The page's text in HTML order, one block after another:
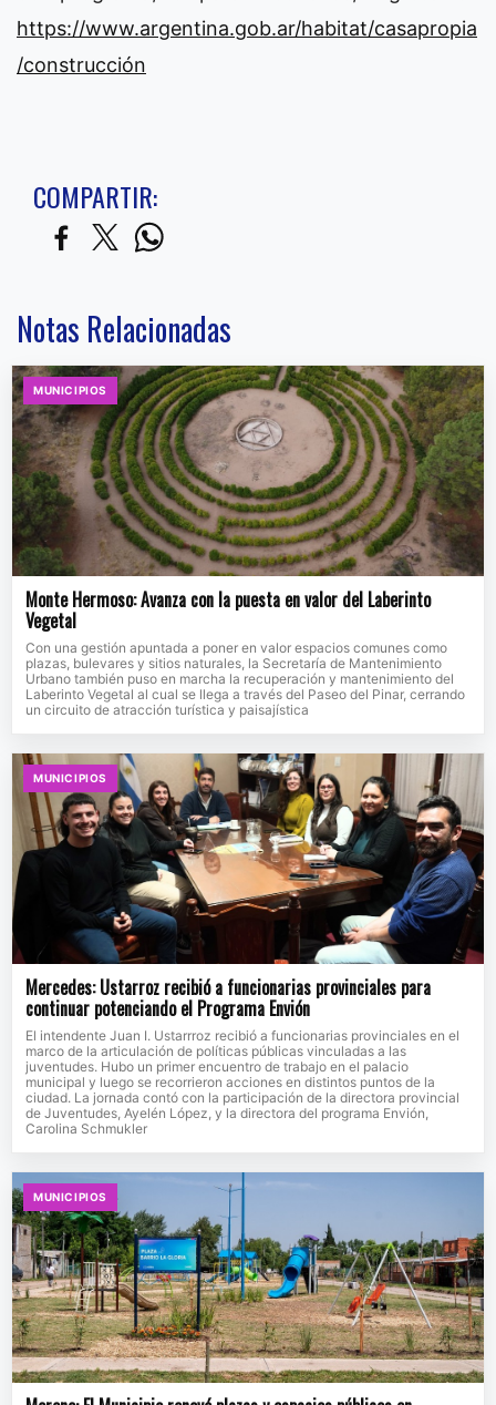
https://www.argentina.gob.ar/habitat/casapropia
/construcción
COMPARTIR:
Notas Relacionadas
MUNICIPIOS
Monte Hermoso: Avanza con la puesta en valor del Laberinto
Vegetal
Con una gestión apuntada a poner en valor espacios comunes como
plazas, bulevares y sitios naturales, la Secretaría de Mantenimiento
Urbano también puso en marcha la recuperación y mantenimiento del
Laberinto Vegetal al cual se llega a través del Paseo del Pinar, cerrando
un circuito de atracción turística y paisajística
MUNICIPIOS
Mercedes: Ustarroz recibió a funcionarias provinciales para
continuar potenciando el Programa Envión
El intendente Juan I. Ustarrroz recibió a funcionarias provinciales en el
marco de la articulación de políticas públicas vinculadas a las
juventudes. Hubo un primer encuentro de trabajo en el palacio
municipal y luego se recorrieron acciones en distintos puntos de la
ciudad. La jornada contó con la participación de la directora provincial
de Juventudes, Ayelén López, y la directora del programa Envión,
Carolina Schmukler
MUNICIPIOS